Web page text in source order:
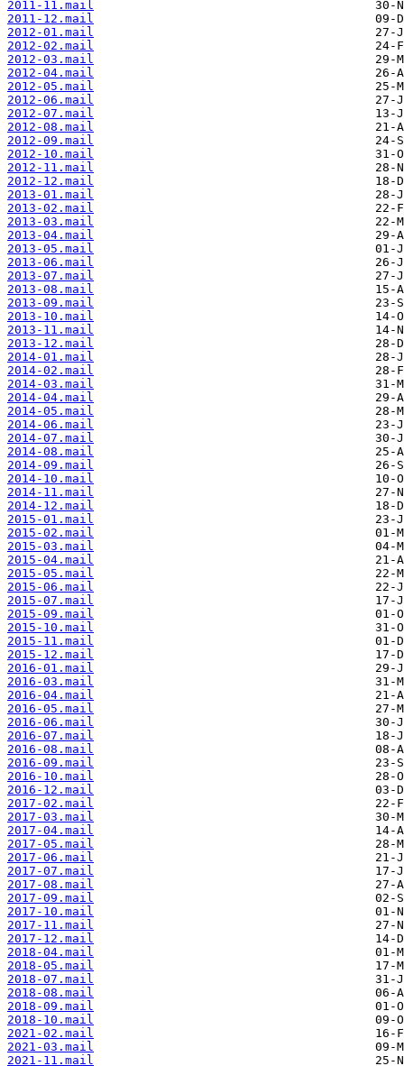
2011-11.mail
2011-12.mail
2012-01.mail
2012-02.mail
2012-03.mail
2012-04.mail
2012-05.mail
2012-06.mail
2012-07.mail
2012-08.mail
2012-09.mail
2012-10.mail
2012-11.mail
2012-12.mail
2013-01.mail
2013-02.mail
2013-03.mail
2013-04.mail
2013-05.mail
2013-06.mail
2013-07.mail
2013-08.mail
2013-09.mail
2013-10.mail
2013-11.mail
2013-12.mail
2014-01.mail
2014-02.mail
2014-03.mail
2014-04.mail
2014-05.mail
2014-06.mail
2014-07.mail
2014-08.mail
2014-09.mail
2014-10.mail
2014-11.mail
2014-12.mail
2015-01.mail
2015-02.mail
2015-03.mail
2015-04.mail
2015-05.mail
2015-06.mail
2015-07.mail
2015-09.mail
2015-10.mail
2015-11.mail
2015-12.mail
2016-01.mail
2016-03.mail
2016-04.mail
2016-05.mail
2016-06.mail
2016-07.mail
2016-08.mail
2016-09.mail
2016-10.mail
2016-12.mail
2017-02.mail
2017-03.mail
2017-04.mail
2017-05.mail
2017-06.mail
2017-07.mail
2017-08.mail
2017-09.mail
2017-10.mail
2017-11.mail
2017-12.mail
2018-04.mail
2018-05.mail
2018-07.mail
2018-08.mail
2018-09.mail
2018-10.mail
2021-02.mail
2021-03.mail
2021-11.mail